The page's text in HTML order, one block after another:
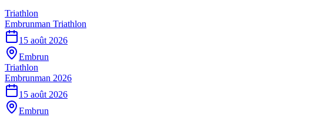
Triathlon
Embrunman Triathlon
15 août 2026
Embrun
Triathlon
Embrunman 2026
15 août 2026
Embrun